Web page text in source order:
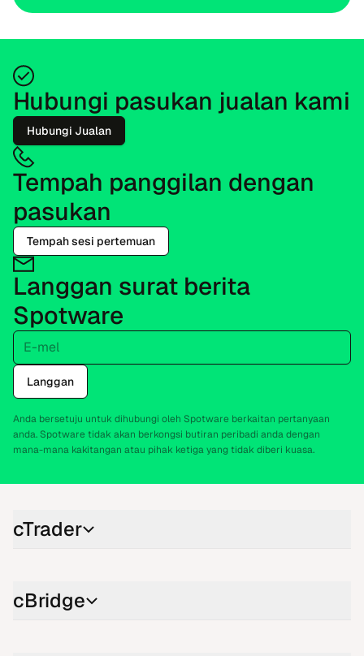
Hubungi pasukan jualan kami
Hubungi Jualan
Tempah panggilan dengan
pasukan
Tempah sesi pertemuan
Langgan surat berita
Spotware
E-mel
Langgan
Anda bersetuju untuk dihubungi oleh Spotware berkaitan pertanyaan
anda. Spotware tidak akan berkongsi butiran peribadi anda dengan
mana-mana kakitangan atau pihak ketiga yang tidak diberi kuasa.
cTrader
cBridge